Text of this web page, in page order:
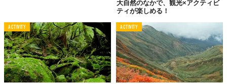
大自然のなかで、観光×アクティビ
ティが楽しめる！
ACTIVITY ACTIVITY